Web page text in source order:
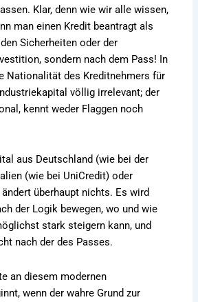
Klar, denn wie wir alle wissen,
man einen Kredit beantragt als
Sicherheiten oder der
sondern nach dem Pass! In
Nationalität des Kreditnehmers für
völlig irrelevant; der
kennt weder Flaggen noch
aus Deutschland (wie bei der
(wie bei UniCredit) oder
überhaupt nichts. Es wird
der Logik bewegen, wo und wie
stark steigern kann, und
nach der des Passes.
an diesem modernen
wenn der wahre Grund zur